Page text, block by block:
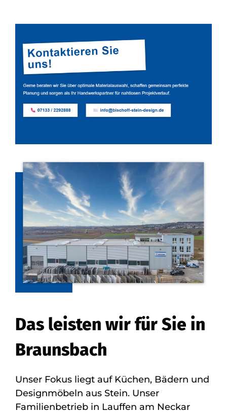
Das leisten wir für Sie in
Braunsbach
Unser Fokus liegt auf Küchen, Bädern und
Designmöbeln aus Stein. Unser
Familienbetrieb in Lauffen am Neckar